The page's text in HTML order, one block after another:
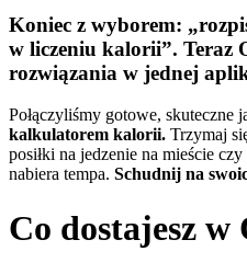
Koniec z wyborem:
w liczeniu kalorii”. Teraz
rozwiązania w jednej
Połączyliśmy gotowe, skuteczne
kalkulatorem kalorii. Trzymaj
posiłki na jedzenie na mieście
nabiera tempa. Schudnij na
Co dostajesz w